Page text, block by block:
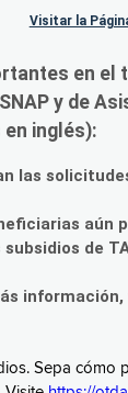
Visitar la
en el
y de
inglés):
las
aún
de
Sepa cómo